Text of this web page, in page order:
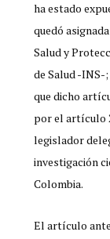
ha estado
quedó
Salud y
de Salud -INS-
que dicho
por el artículo
legislador
investigación
Colombia.
El artículo